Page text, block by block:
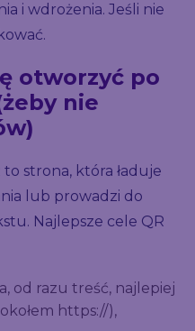
i wdrożenia. Jeśli nie
otworzyć po
nie
to strona, która ładuje
lub prowadzi do
Najlepsze cele QR
od razu treść, najlepiej
https://),